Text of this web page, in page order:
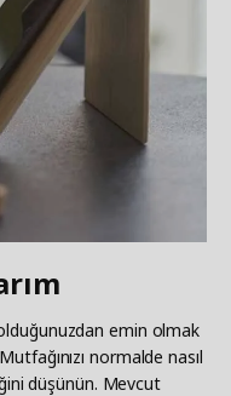
emin olmak
normalde nasıl
düşünün. Mevcut